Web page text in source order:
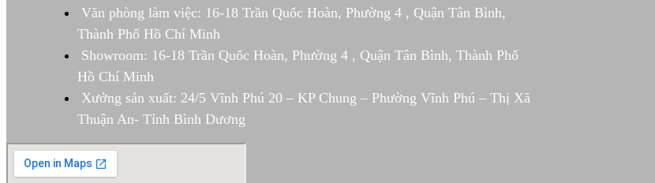
Văn phòng làm việc: 16-18 Trần Quốc Hoàn, Phường 4 , Quận Tân Bình,
Thành Phố Hồ Chí Minh
Showroom: 16-18 Trần Quốc Hoàn, Phường 4 , Quận Tân Bình, Thành Phố
Hồ Chí Minh
Xưởng sản xuất: 24/5 Vĩnh Phú 20 – KP Chung – Phường Vĩnh Phú – Thị Xã
Thuận An- Tỉnh Bình Dương